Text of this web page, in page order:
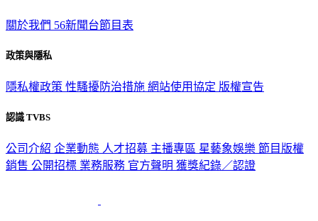
關於我們 56新聞台節目表
政策與隱私
隱私權政策 性騷擾防治措施 網站使用協定 版權宣告
認識 TVBS
公司介紹 企業動態 人才招募 主播專區 星藝象娛樂 節目版權
銷售 公開招標 業務服務 官方聲明 獲獎紀錄／認證